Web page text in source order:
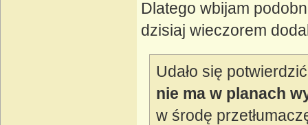
Dlatego wbijam
dzisiaj wieczorem
Udało się
nie ma w planach
w środę